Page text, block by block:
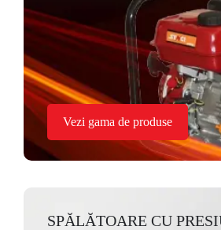
Vezi gama de produse
SPĂLĂTOARE CU